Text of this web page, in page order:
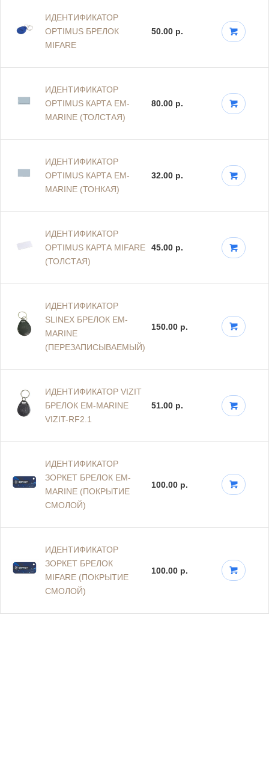
ИДЕНТИФИКАТОР
OPTIMUS БРЕЛОК
MIFARE
50.00 р.
ИДЕНТИФИКАТОР
OPTIMUS КАРТА EM-
MARINE (ТОЛСТАЯ)
80.00 р.
ИДЕНТИФИКАТОР
OPTIMUS КАРТА EM-
MARINE (ТОНКАЯ)
32.00 р.
ИДЕНТИФИКАТОР
OPTIMUS КАРТА MIFARE
(ТОЛСТАЯ)
45.00 р.
ИДЕНТИФИКАТОР
SLINEX БРЕЛОК EM-
MARINE
(ПЕРЕЗАПИСЫВАЕМЫЙ)
150.00 р.
ИДЕНТИФИКАТОР VIZIT
БРЕЛОК EM-MARINE
VIZIT-RF2.1
51.00 р.
ИДЕНТИФИКАТОР
ЗОРКЕТ БРЕЛОК EM-
MARINE (ПОКРЫТИЕ
СМОЛОЙ)
100.00 р.
ИДЕНТИФИКАТОР
ЗОРКЕТ БРЕЛОК
MIFARE (ПОКРЫТИЕ
СМОЛОЙ)
100.00 р.